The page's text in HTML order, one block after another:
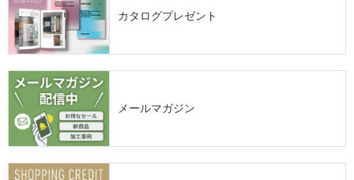
カタログプレゼント
メールマガジン